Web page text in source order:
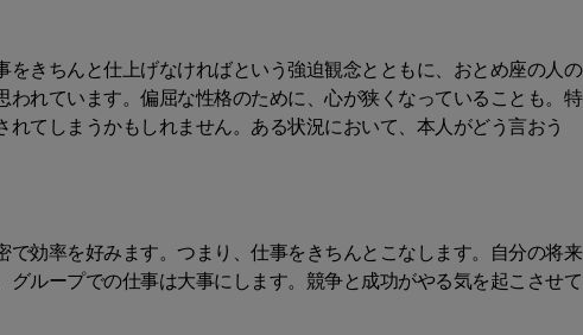
きちんと仕上げなければという強迫観念とともに、おとめ座の人の
れています。偏屈な性格のために、心が狭くなっていることも。特
てしまうかもしれません。ある状況において、本人がどう言おう
効率を好みます。つまり、仕事をきちんとこなします。自分の将来
ループでの仕事は大事にします。競争と成功がやる気を起こさせて